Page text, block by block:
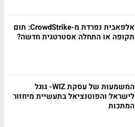
אלפאבית נפרדת מ-CrowdStrike: תום
תקופה או התחלה אסטרטגית חדשה?
המשמעות של עסקת WIZ- גוגל
לישראל והפוטנציאל בתעשיית מיחזור
המתכות